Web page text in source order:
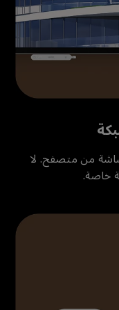
من متصفح. لا
خاصة.